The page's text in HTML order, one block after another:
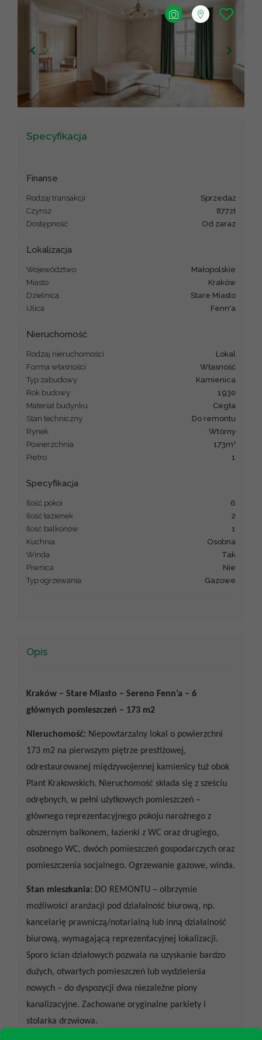
+
Leaflet OpenStreetMap
Specyfikacja
Finanse
Rodzaj transakcji
sprzedaż
Czynsz
877zł
Dostępność
od zaraz
Lokalizacja
Województwo
małopolskie
Miasto
Kraków
Dzielnica
Stare Miasto
Ulica
Fenn'a
Nieruchomość
Rodzaj nieruchomości
lokal
Forma własności
Własność
Typ zabudowy
kamienica
Rok budowy
1930
Materiał budynku
cegła
Stan techniczny
Do remontu
Rynek
Wtórny
Powierzchnia
173m 2
Piętro 1
Specyfikacja
Ilość pokoi
6
Ilość łazienek
2
Ilość balkonów
1
Kuchnia
osobna
Winda
Tak
Piwnica
Nie
Typ ogrzewania
gazowe
Opis
Kraków – Stare Miasto – Sereno Fenn’a – 6
głównych pomieszczeń – 173 m2
Nieruchomość: Niepowtarzalny lokal o powierzchni
173 m2 na pierwszym piętrze prestiżowej,
odrestaurowanej międzywojennej kamienicy tuż obok
Plant Krakowskich. Nieruchomość składa się z sześciu
odrębnych, w pełni użytkowych pomieszczeń –
głównego reprezentacyjnego pokoju narożnego z
obszernym balkonem, łazienki z WC oraz drugiego,
osobnego WC, dwóch pomieszczeń gospodarczych oraz
pomieszczenia socjalnego. Ogrzewanie gazowe, winda.
Stan mieszkania: DO REMONTU – olbrzymie
możliwości aranżacji pod działalność biurową, np.
kancelarię prawniczą/notarialną lub inną działalność
biurową, wymagającą reprezentacyjnej lokalizacji.
Sporo ścian działowych pozwala na uzyskanie bardzo
dużych, otwartych pomieszczeń lub wydzielenia
nowych – do dyspozycji dwa niezależne piony
kanalizacyjne. Zachowane oryginalne parkiety i
stolarka drzwiowa.